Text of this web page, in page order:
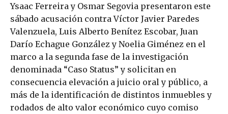
Ysaac Ferreira y Osmar Segovia presentaron este
sábado acusación contra Víctor Javier Paredes
Valenzuela, Luis Alberto Benítez Escobar, Juan
Darío Echague González y Noelia Giménez en el
marco a la segunda fase de la investigación
denominada “Caso Status” y solicitan en
consecuencia elevación a juicio oral y público, a
más de la identificación de distintos inmuebles y
rodados de alto valor económico cuyo comiso